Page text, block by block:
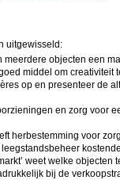
uitgewisseld:
meerdere objecten een
middel om creativiteit
op en presenteer de
en zorg voor
herbestemming voor
weet welke objecten
bij de